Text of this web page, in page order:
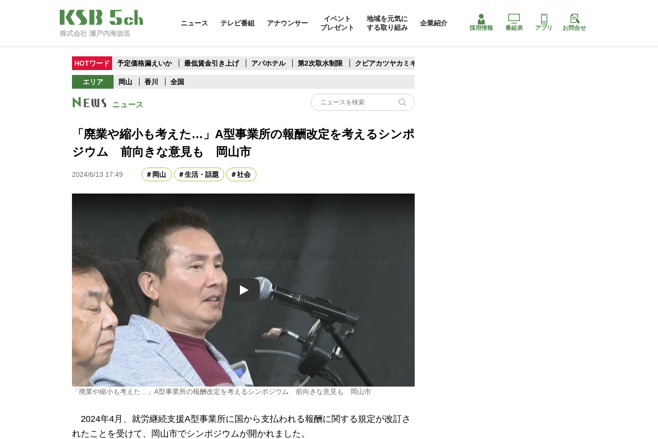
株式会社 瀬戸内海放送
ニュース テレビ番組 アナウンサー
イベント
プレゼント
地域を元気に
する取り組み
企業紹介
採用情報 番組表 アプリ お問合せ
HOTワード 予定価格漏えいか 最低賃金引き上げ アパホテル 第2次取水制限 クビアカツヤカミキリ
エリア 岡山 香川 全国
ニュース
「廃業や縮小も考えた…」A型事業所の報酬改定を考えるシンポ
ジウム 前向きな意見も 岡山市
2024/6/13 17:49 岡山 生活・話題 社会
Play
「廃業や縮小も考えた…」A型事業所の報酬改定を考えるシンポジウム 前向きな意見も 岡山市
2024年4月、就労継続支援A型事業所に国から支払われる報酬に関する規定が改訂さ
れたことを受けて、岡山市でシンポジウムが開かれました。